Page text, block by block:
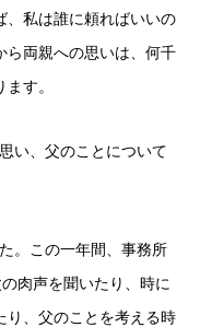
、私は誰に頼ればいいの
ら両親への思いは、何千
す。
い、父のことについて
。この一年間、事務所
肉声を聞いたり、時に
り、父のことを考える時